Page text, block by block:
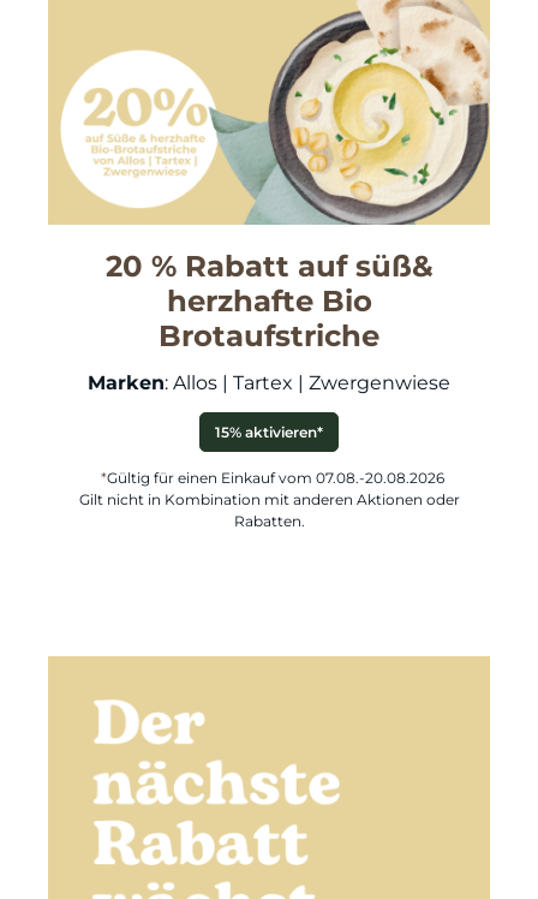
20 % Rabatt auf süß&
herzhafte Bio
Brotaufstriche
Marken: Allos | Tartex | Zwergenwiese
15% aktivieren*
*Gültig für einen Einkauf vom 07.08.-20.08.2026
Gilt nicht in Kombination mit anderen Aktionen oder
Rabatten.